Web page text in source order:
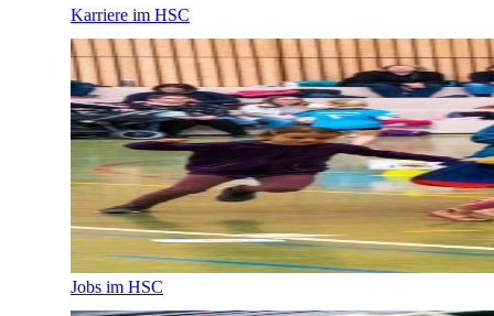
Karriere im HSC
Jobs im HSC